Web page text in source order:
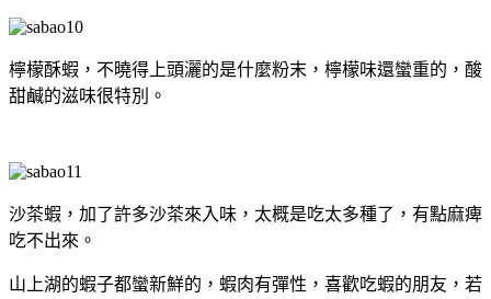
檸檬酥蝦，不曉得上頭灑的是什麼粉末，檸檬味還蠻重的，酸
甜鹹的滋味很特別。
沙茶蝦，加了許多沙茶來入味，太概是吃太多種了，有點麻痺
吃不出來。
山上湖的蝦子都蠻新鮮的，蝦肉有彈性，喜歡吃蝦的朋友，若